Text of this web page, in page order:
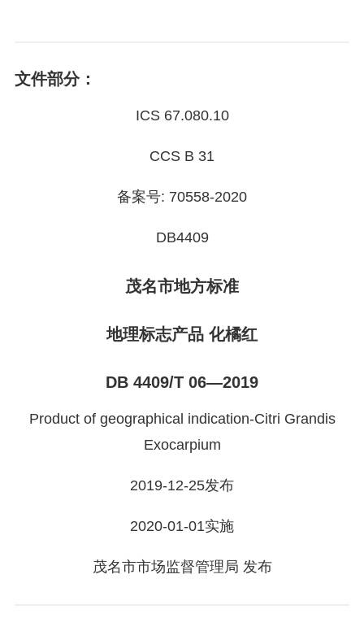
文件部分：
ICS 67.080.10
CCS B 31
备案号: 70558-2020
DB4409
茂名市地方标准
地理标志产品 化橘红
DB 4409/T 06—2019
Product of geographical indication-Citri Grandis
Exocarpium
2019-12-25发布
2020-01-01实施
茂名市市场监督管理局 发布